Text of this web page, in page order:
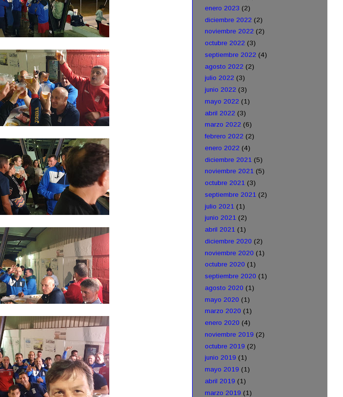
enero 2023 (2)
diciembre 2022 (2)
noviembre 2022 (2)
octubre 2022 (3)
septiembre 2022 (4)
agosto 2022 (2)
julio 2022 (3)
junio 2022 (3)
mayo 2022 (1)
abril 2022 (3)
marzo 2022 (6)
febrero 2022 (2)
enero 2022 (4)
diciembre 2021 (5)
noviembre 2021 (5)
octubre 2021 (3)
septiembre 2021 (2)
julio 2021 (1)
junio 2021 (2)
abril 2021 (1)
diciembre 2020 (2)
noviembre 2020 (1)
octubre 2020 (1)
septiembre 2020 (1)
agosto 2020 (1)
mayo 2020 (1)
marzo 2020 (1)
enero 2020 (4)
noviembre 2019 (2)
octubre 2019 (2)
junio 2019 (1)
mayo 2019 (1)
abril 2019 (1)
marzo 2019 (1)